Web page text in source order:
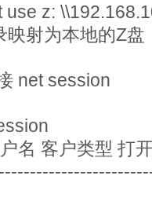
z:
映射为本地的Z盘
net session
客户类型 打